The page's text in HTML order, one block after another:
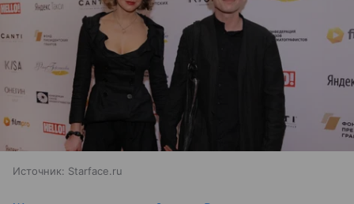
Источник: Starface.ru